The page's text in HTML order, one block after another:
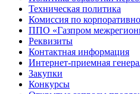
Техническая политика
Комиссия по
ППО «Газпром
Реквизиты
Контактная информация
Интернет-приемная
Закупки
Конкурсы